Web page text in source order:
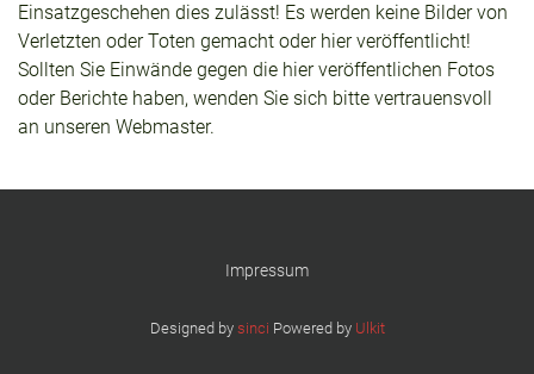
Einsatzgeschehen dies zulässt! Es werden keine Bilder von
Verletzten oder Toten gemacht oder hier veröffentlicht!
Sollten Sie Einwände gegen die hier veröffentlichen Fotos
oder Berichte haben, wenden Sie sich bitte vertrauensvoll
an unseren Webmaster.
Impressum
Designed by sinci Powered by Ulkit